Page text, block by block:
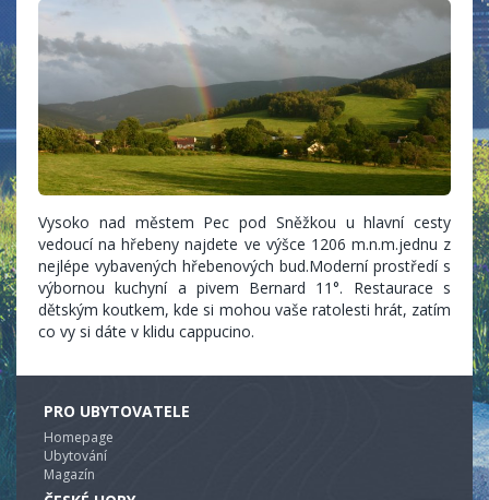
Vysoko nad městem Pec pod Sněžkou u hlavní cesty
vedoucí na hřebeny najdete ve výšce 1206 m.n.m.jednu z
nejlépe vybavených hřebenových bud.Moderní prostředí s
výbornou kuchyní a pivem Bernard 11°. Restaurace s
dětským koutkem, kde si mohou vaše ratolesti hrát, zatím
co vy si dáte v klidu cappucino.
PRO UBYTOVATELE
Homepage
Ubytování
Magazín